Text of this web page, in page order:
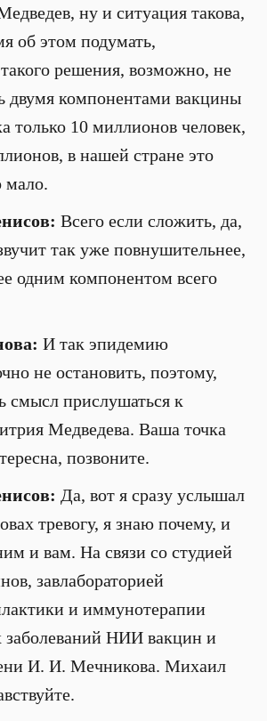
ну и ситуация такова,
об этом подумать,
решения, возможно, не
двумя компонентами вакцины
только 10 миллионов человек,
в нашей стране это
мало.
Всего если сложить, да,
так уже повнушительнее,
одним компонентом всего
И так эпидемию
не остановить, поэтому,
смысл прислушаться к
Медведева. Ваша точка
позвоните.
Да, вот я сразу услышал
тревогу, я знаю почему, и
и вам. На связи со студией
завлабораторией
и иммунотерапии
заболеваний НИИ вакцин и
И. И. Мечникова. Михаил